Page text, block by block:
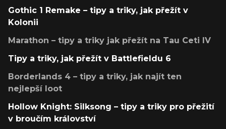
Gothic 1 Remake – tipy a triky, jak přežít v
Kolonii
Marathon – tipy a triky jak přežít na Tau Ceti IV
Tipy a triky, jak přežít v Battlefieldu 6
Borderlands 4 – tipy a triky, jak najít ten
nejlepší loot
Hollow Knight: Silksong – tipy a triky pro přežití
v broučím království